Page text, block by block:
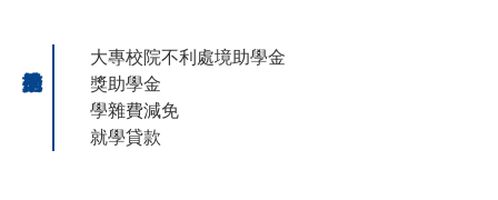
大專校院不利處境助學金
獎助學金
學雜費減免
就學貸款